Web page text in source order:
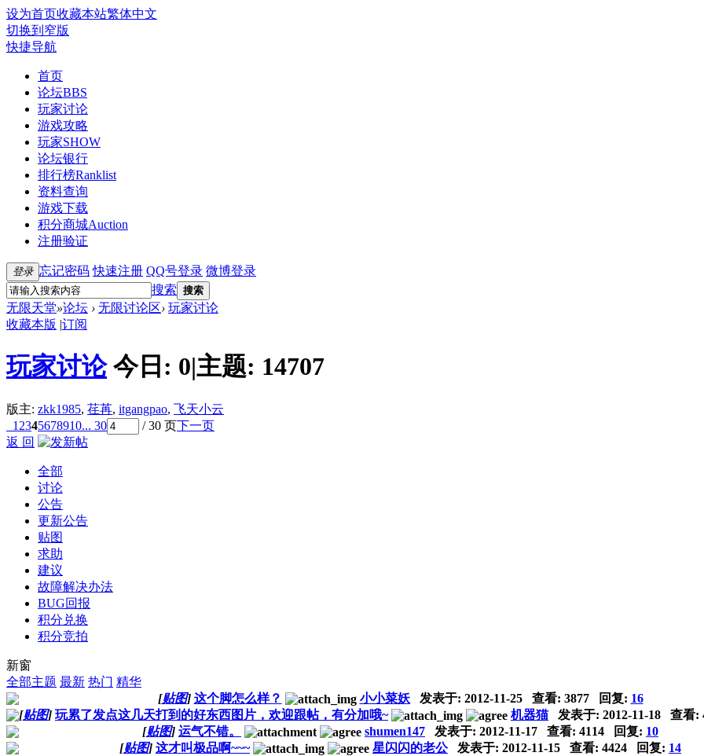
设为首页收藏本站繁体中文
切换到窄版
快捷导航
首页
论坛BBS
玩家讨论
游戏攻略
玩家SHOW
论坛银行
排行榜Ranklist
资料查询
游戏下载
积分商城Auction
注册验证
登录 忘记密码 快速注册 QQ号登录 微博登录
搜索 搜索
无限天堂»论坛 › 无限讨论区› 玩家讨论
收藏本版 |订阅
玩家讨论 今日: 0|主题: 14707
版主: zkk1985, 荏苒, itgangpao, 飞天小云
1 2345678910... 30 / 30 页下一页
返 回
全部
讨论
公告
更新公告
贴图
求助
建议
故障解决办法
BUG回报
积分兑换
积分竞拍
新窗
全部主题 最新 热门 精华
[贴图] 这个脚怎么样？ 小小菜妖发表于: 2012-11-25查看: 3877 回复: 16
[贴图] 玩累了发点这几天打到的好东西图片，欢迎跟帖，有分加哦~ 机器猫发表于: 2012-11-18 查看:
[贴图] 运气不错。 shumen147 发表于: 2012-11-17 查看: 4114 回复: 10
[贴图] 这才叫极品啊~~~ 星闪闪的老公发表于: 2012-11-15 查看: 4424 回复: 14